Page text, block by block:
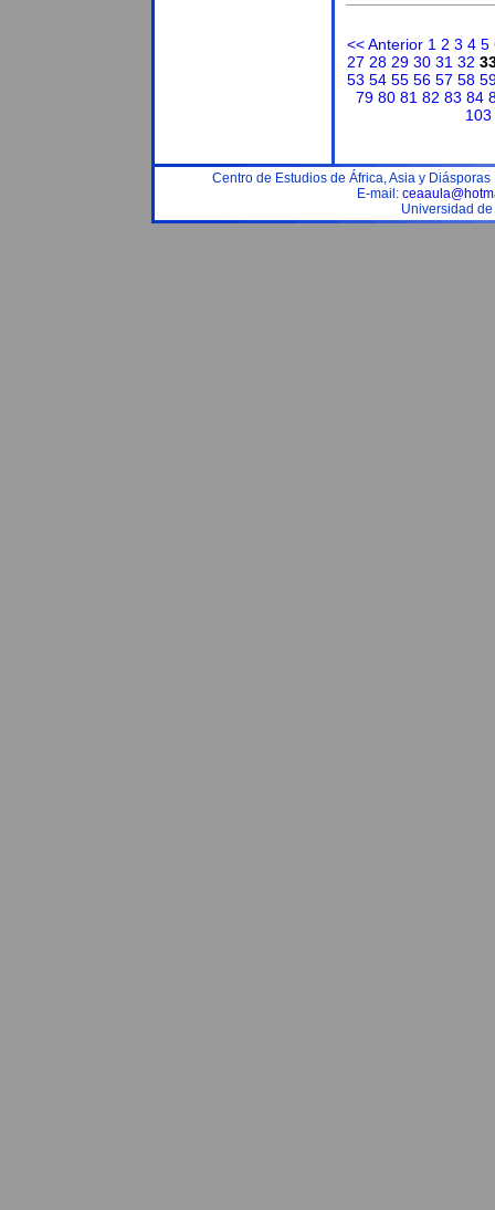
<< Anterior 1 2 3 4 5
27 28 29 30 31 32
53 54 55 56 57 58
79 80 81 82 83 84
103
Centro de Estudios de África, Asia y
E-mail:
Universidad